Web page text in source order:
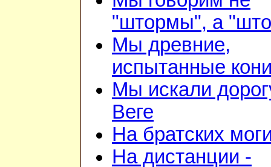
"штормы", а
Мы древние,
испытанные
Мы искали
Веге
На братских
На дистанции -